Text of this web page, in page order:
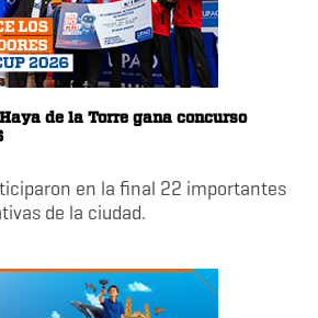
de la Torre gana concurso
en la final 22 importantes
de la ciudad.